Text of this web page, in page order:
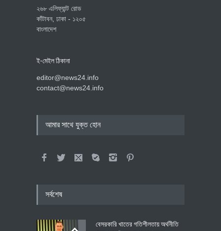
২৬৮ এলিফ্যান্ট রোড
কাঁটাবন, ঢাকা - ১২০৫
বাংলাদেশ
ই-মেইল ঠিকানা
editor@news24.info
contact@news24.info
আমার সাথে যুক্ত হোন
সর্বশেষ
বেসরকারি খাতের গতিশীলতায় অর্থনীতি